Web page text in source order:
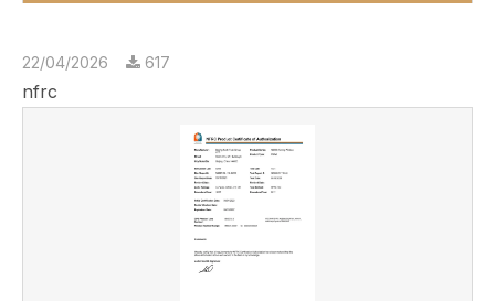
22/04/2026 617
nfrc